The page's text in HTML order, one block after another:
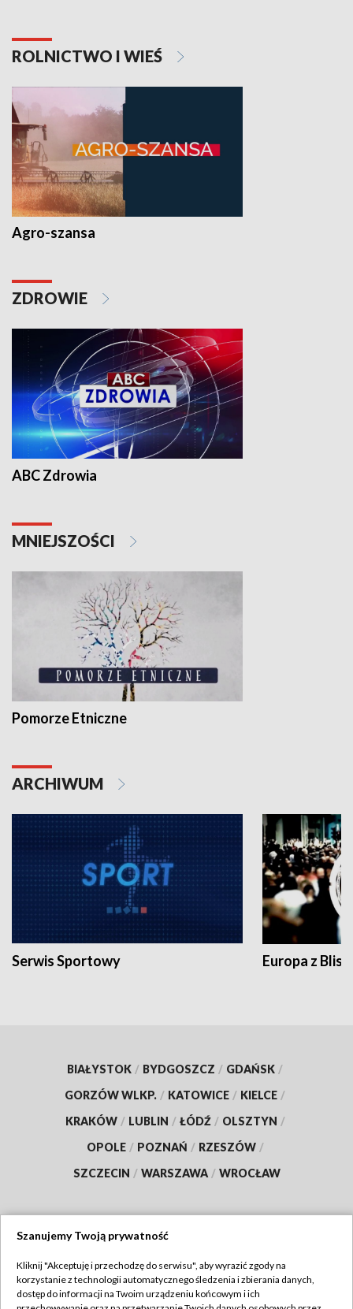
ROLNICTWO I WIEŚ
Agro-szansa
ZDROWIE
ABC Zdrowia
MNIEJSZOŚCI
Pomorze Etniczne
ARCHIWUM
Serwis Sportowy Europa z
BIAŁYSTOK / BYDGOSZCZ / GDAŃSK /
GORZÓW WLKP. / KATOWICE / KIELCE /
KRAKÓW / LUBLIN / ŁÓDŹ / OLSZTYN /
OPOLE / POZNAŃ / RZESZÓW /
SZCZECIN / WARSZAWA / WROCŁAW
TVP
Szanujemy Twoją prywatność
Kliknij "Akceptuję i przechodzę do serwisu", aby wyrazić zgody na
korzystanie z technologii automatycznego śledzenia i zbierania danych,
dostęp do informacji na Twoim urządzeniu końcowym i ich